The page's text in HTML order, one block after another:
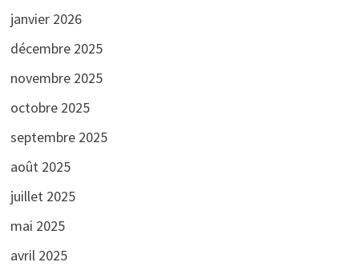
janvier 2026
décembre 2025
novembre 2025
octobre 2025
septembre 2025
août 2025
juillet 2025
mai 2025
avril 2025